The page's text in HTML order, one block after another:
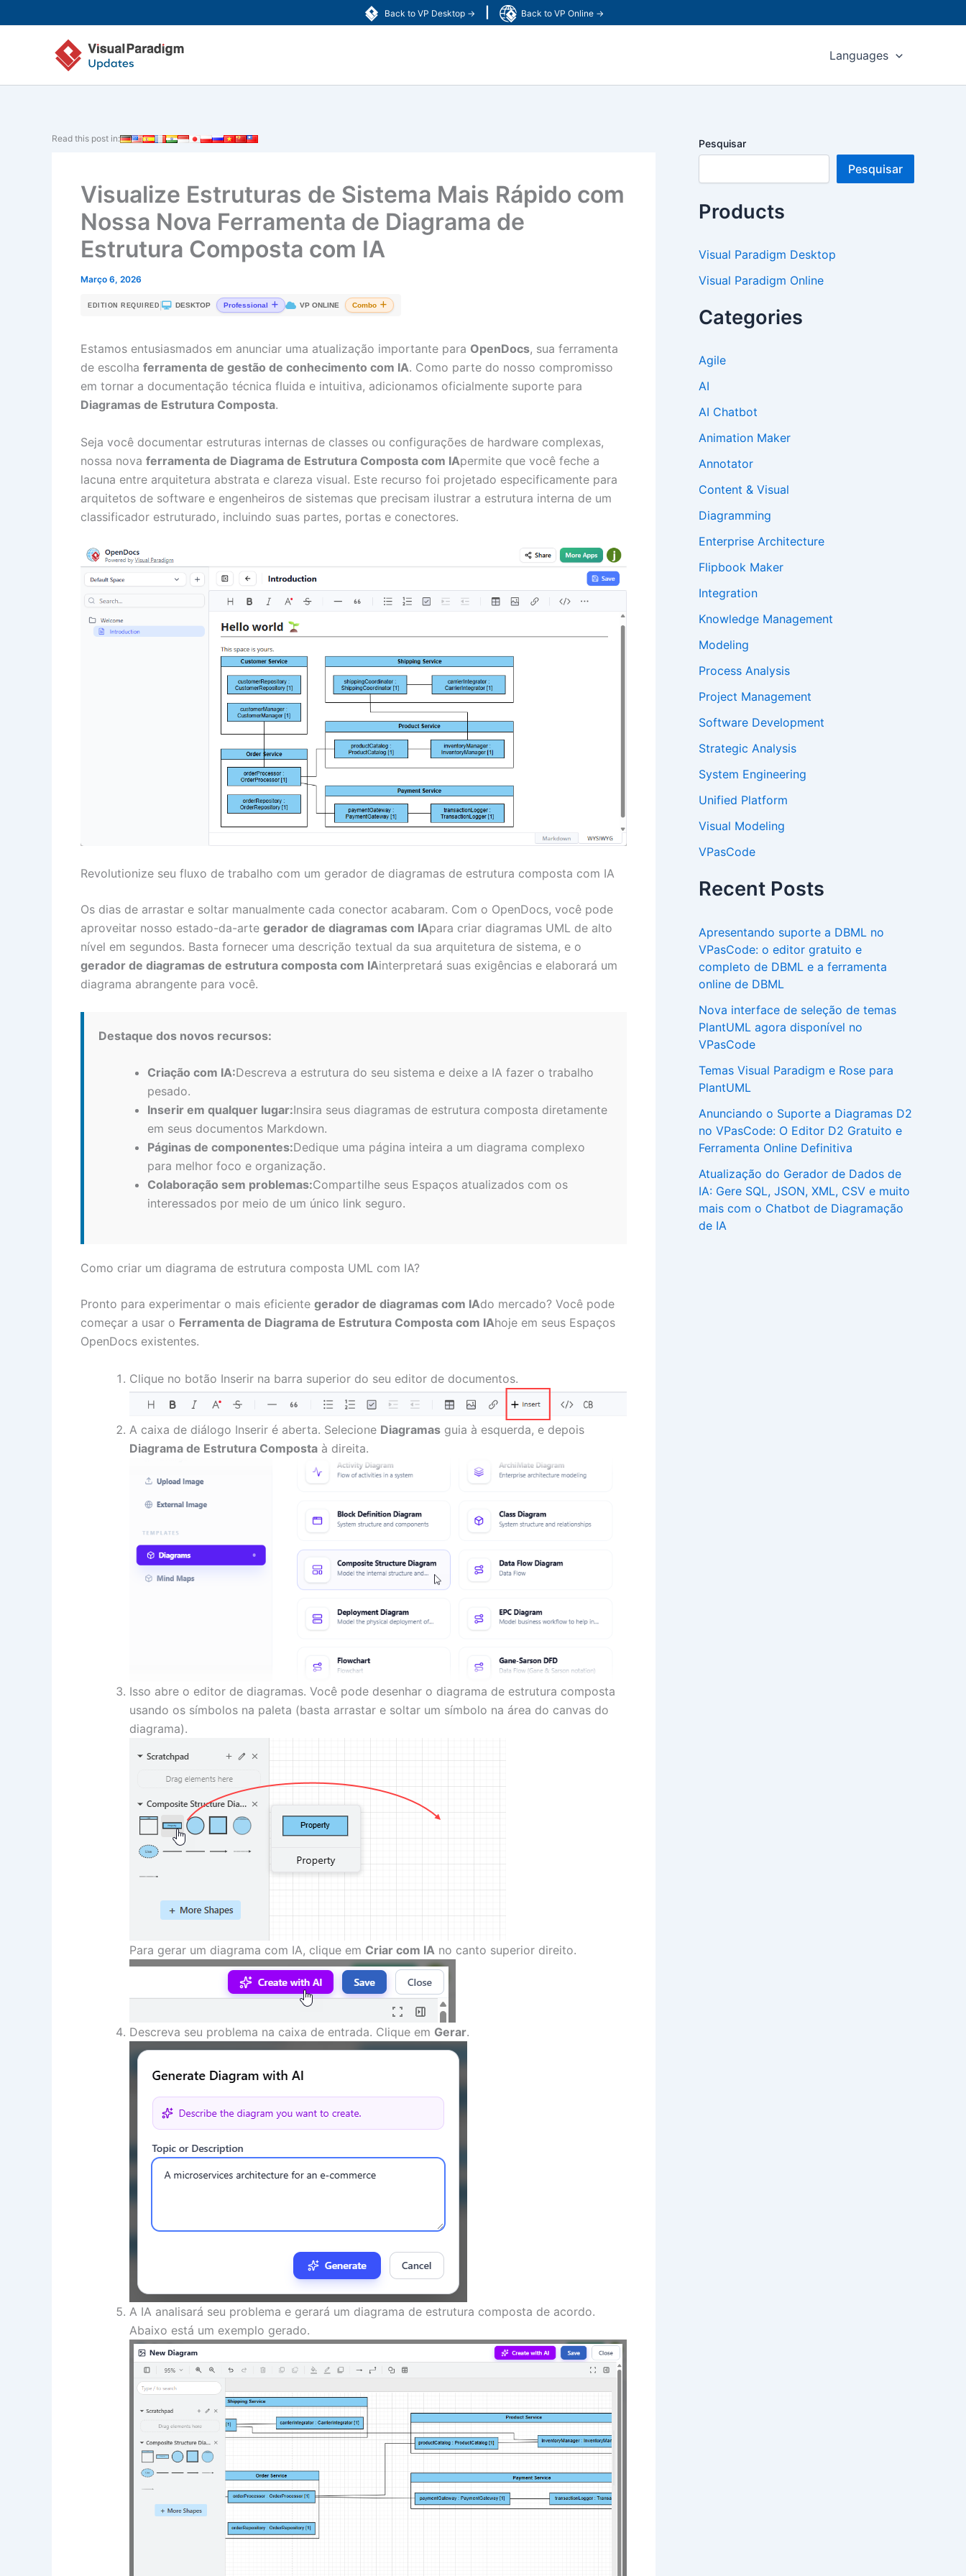
Back to VP Desktop → Back to VP Online →
to
Languages
Read this post in:
Visualize Estruturas de Sistema Mais Rápido com
Nossa Nova Ferramenta de Diagrama de
Estrutura Composta com IA
Março 6, 2026
EDITION REQUIRED DESKTOP Professional VP ONLINE Combo
Estamos entusiasmados em anunciar uma atualização importante para OpenDocs, sua ferramenta
de escolha ferramenta de gestão de conhecimento com IA. Como parte do nosso compromisso
em tornar a documentação técnica fluida e intuitiva, adicionamos oficialmente suporte para
Diagramas de Estrutura Composta.
Seja você documentar estruturas internas de classes ou configurações de hardware complexas,
nossa nova ferramenta de Diagrama de Estrutura Composta com IApermite que você feche a
lacuna entre arquitetura abstrata e clareza visual. Este recurso foi projetado especificamente para
arquitetos de software e engenheiros de sistemas que precisam ilustrar a estrutura interna de um
classificador estruturado, incluindo suas partes, portas e conectores.
Revolutionize seu fluxo de trabalho com um gerador de diagramas de estrutura composta com IA
Os dias de arrastar e soltar manualmente cada conector acabaram. Com o OpenDocs, você pode
aproveitar nosso estado-da-arte gerador de diagramas com IApara criar diagramas UML de alto
nível em segundos. Basta fornecer uma descrição textual da sua arquitetura de sistema, e o
gerador de diagramas de estrutura composta com IAinterpretará suas exigências e elaborará um
diagrama abrangente para você.
Destaque dos novos recursos:
Criação com IA:Descreva a estrutura do seu sistema e deixe a IA fazer o trabalho
pesado.
Inserir em qualquer lugar:Insira seus diagramas de estrutura composta diretamente
em seus documentos Markdown.
Páginas de componentes:Dedique uma página inteira a um diagrama complexo
para melhor foco e organização.
Colaboração sem problemas:Compartilhe seus Espaços atualizados com os
interessados por meio de um único link seguro.
Como criar um diagrama de estrutura composta UML com IA?
Pronto para experimentar o mais eficiente gerador de diagramas com IAdo mercado? Você pode
começar a usar o Ferramenta de Diagrama de Estrutura Composta com IAhoje em seus Espaços
OpenDocs existentes.
Clique no botão Inserir na barra superior do seu editor de documentos.
A caixa de diálogo Inserir é aberta. Selecione Diagramas guia à esquerda, e depois
Diagrama de Estrutura Composta à direita.
Isso abre o editor de diagramas. Você pode desenhar o diagrama de estrutura composta
usando os símbolos na paleta (basta arrastar e soltar um símbolo na área do canvas do
diagrama).
Para gerar um diagrama com IA, clique em Criar com IA no canto superior direito.
Descreva seu problema na caixa de entrada. Clique em Gerar.
A IA analisará seu problema e gerará um diagrama de estrutura composta de acordo.
Abaixo está um exemplo gerado.
Pesquisar
Pesquisar
Products
Visual Paradigm Desktop
Visual Paradigm Online
Categories
Agile
AI
AI Chatbot
Animation Maker
Annotator
Content & Visual
Diagramming
Enterprise Architecture
Flipbook Maker
Integration
Knowledge Management
Modeling
Process Analysis
Project Management
Software Development
Strategic Analysis
System Engineering
Unified Platform
Visual Modeling
VPasCode
Recent Posts
Apresentando suporte a DBML no
VPasCode: o editor gratuito e
completo de DBML e a ferramenta
online de DBML
Nova interface de seleção de temas
PlantUML agora disponível no
VPasCode
Temas Visual Paradigm e Rose para
PlantUML
Anunciando o Suporte a Diagramas D2
no VPasCode: O Editor D2 Gratuito e
Ferramenta Online Definitiva
Atualização do Gerador de Dados de
IA: Gere SQL, JSON, XML, CSV e muito
mais com o Chatbot de Diagramação
de IA